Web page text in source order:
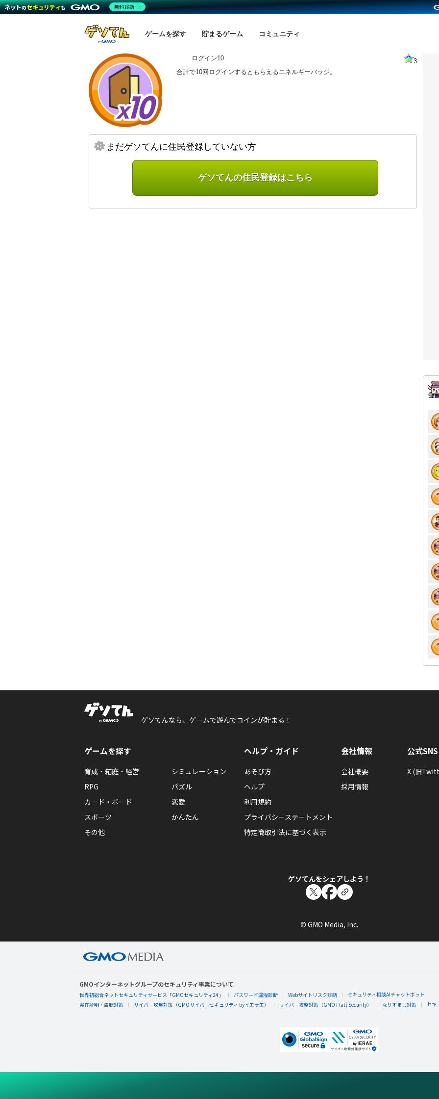
ゲームを探す 貯まるゲーム コミュニティ
ログイン10
3
合計で10回ログインするともらえるエネルギーバッジ。
まだゲソてんに住民登録していない方
ゲソてんの住民登録はこちら
ゲソてんなら、ゲームで遊んでコインが貯まる！
ゲームを探す
育成・箱庭・経営
シミュレーション
RPG
パズル
カード・ボード
恋愛
スポーツ
かんたん
その他
ヘルプ・ガイド
あそび方
ヘルプ
利用規約
プライバシーステートメント
特定商取引法に基づく表示
会社情報
会社概要
採用情報
公式SNS
X (旧
ゲソてんをシェアしよう！
© GMO Media, Inc.
GMOインターネットグループのセキュリティ事業について
世界初総合ネットセキュリティサービス「GMOセキュリティ24」 パスワード漏洩診断 Webサイトリスク診断
セキュリティ相談AIチャットボット
実在証明・盗聴対策
サイバー攻撃対策（GMOサイバーセキュリティ byイエラエ） サイバー攻撃対策（GMO Flatt Security） なりすまし対策 セキ
無料診断